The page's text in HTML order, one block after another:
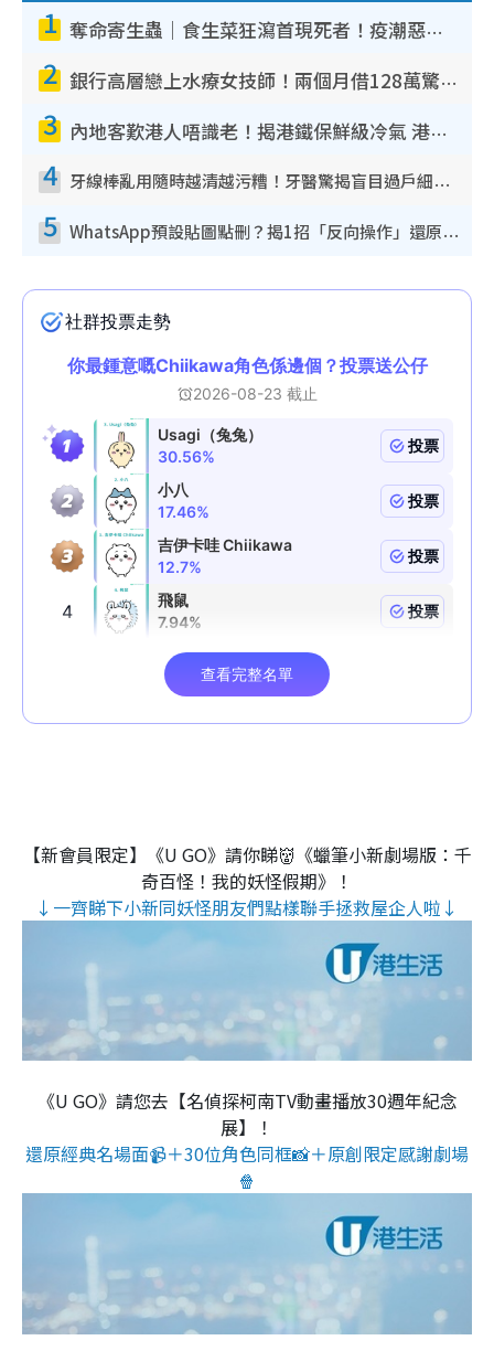
1 奪命寄生蟲｜食生菜狂瀉首現死者！疫潮惡化錄1.8萬宗病例 揭洗菜3大謬誤
2 銀行高層戀上水療女技師！兩個月借128萬驚覺「沉船」沉落火海 揭背後疑似邪教操控賣淫
3 內地客歎港人唔識老！揭港鐵保鮮級冷氣 港人求放過：咪投訴
4 牙線棒亂用隨時越清越污糟！牙醫驚揭盲目過戶細菌恐致蛀牙：呢種先係日常真保養
5 WhatsApp預設貼圖點刪？揭1招「反向操作」還原簡潔介面 附3步實測教學
【新會員限定】《U GO》請你睇👹《蠟筆小新劇場版：千
奇百怪！我的妖怪假期》！
↓一齊睇下小新同妖怪朋友們點樣聯手拯救屋企人啦↓
《U GO》請您去【名偵探柯南TV動畫播放30週年紀念
展】！
還原經典名場面📹＋30位角色同框📸＋原創限定感謝劇場
🍿